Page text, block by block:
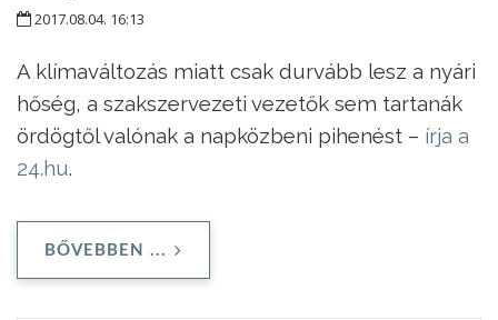
2017.08.04. 16:13
A klímaváltozás miatt csak durvább lesz a nyári
hőség, a szakszervezeti vezetők sem tartanák
ördögtől valónak a napközbeni pihenést – írja a
24.hu.
BŐVEBBEN ...